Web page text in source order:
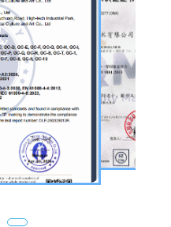
广场、大型展会、节
作，产品线涵盖静
验三类。其中，机
能控制技术，可实现
行走、呼吸起伏等动
材质，还原史前恐